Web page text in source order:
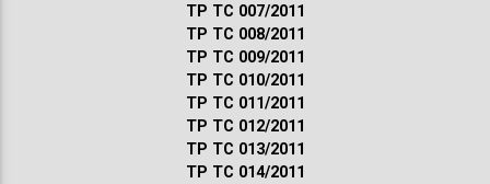
ТР ТС 007/2011
ТР ТС 008/2011
ТР ТС 009/2011
ТР ТС 010/2011
ТР ТС 011/2011
ТР ТС 012/2011
ТР ТС 013/2011
ТР ТС 014/2011